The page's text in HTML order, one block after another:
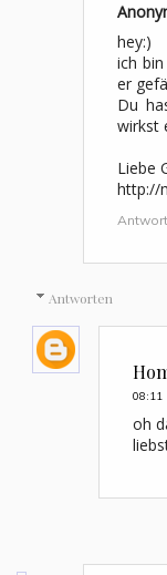
hey:)
ich
er
Du
wirkst
Liebe
http://
Antworten
08:11
oh